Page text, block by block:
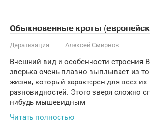
Обыкновенные кроты
Дератизация Алексей Смирнов
Внешний вид и особенности строения
зверька очень плавно выплывает из
жизни, который характерен для всех их
разновидностей. Этого зверя сложно
нибудь мышевидным
Читать полностью